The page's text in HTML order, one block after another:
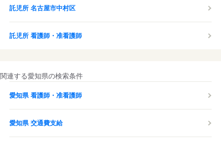
託児所 名古屋市中村区
託児所 看護師・准看護師
関連する愛知県の検索条件
愛知県 看護師・准看護師
愛知県 交通費支給